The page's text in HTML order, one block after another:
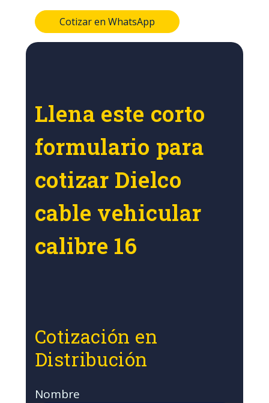
Cotizar en WhatsApp
Llena este corto
formulario para
cotizar Dielco
cable vehicular
calibre 16
Cotización en
Distribución
Nombre